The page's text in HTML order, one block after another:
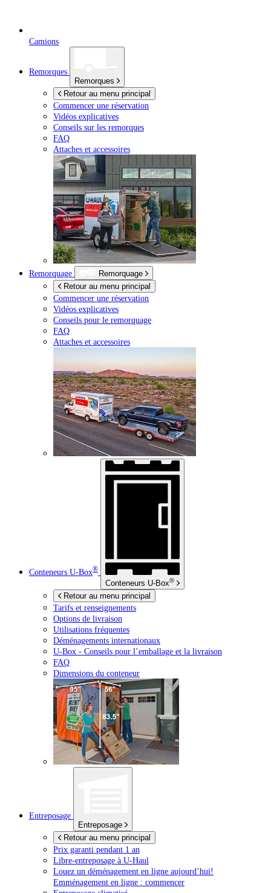
Camions
Remorques
Remorques
Retour au menu principal
Commencer une réservation
Vidéos explicatives
Conseils sur les remorques
FAQ
Attaches et accessoires
Remorquage
Remorquage
Retour au menu principal
Commencer une réservation
Vidéos explicatives
Conseils pour le remorquage
FAQ
Attaches et accessoires
Conteneurs U-Box®
Conteneurs U-Box®
Retour au menu principal
Tarifs et renseignements
Options de livraison
Utilisations fréquentes
Déménagements internationaux
U-Box - Conseils pour l’emballage et la livraison
FAQ
Dimensions du conteneur
Entreposage
Entreposage
Retour au menu principal
Prix garanti pendant 1 an
Libre-entreposage à U-Haul
Louez un déménagement en ligne aujourd’hui!
Emménagement en ligne : commencer